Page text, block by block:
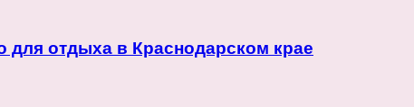
для отдыха в Краснодарском крае